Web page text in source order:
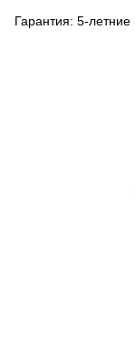
Гарантия: 5-